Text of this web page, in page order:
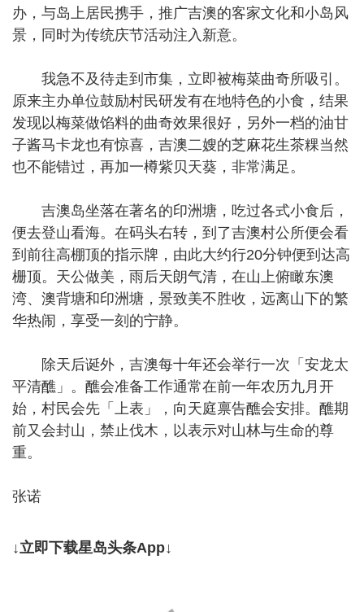
办，与岛上居民携手，推广吉澳的客家文化和小岛风
景，同时为传统庆节活动注入新意。
我急不及待走到市集，立即被梅菜曲奇所吸引。
原来主办单位鼓励村民研发有在地特色的小食，结果
发现以梅菜做馅料的曲奇效果很好，另外一档的油甘
子酱马卡龙也有惊喜，吉澳二嫂的芝麻花生茶粿当然
也不能错过，再加一樽紫贝天葵，非常满足。
吉澳岛坐落在著名的印洲塘，吃过各式小食后，
便去登山看海。在码头右转，到了吉澳村公所便会看
到前往高棚顶的指示牌，由此大约行20分钟便到达高
栅顶。天公做美，雨后天朗气清，在山上俯瞰东澳
湾、澳背塘和印洲塘，景致美不胜收，远离山下的繁
华热闹，享受一刻的宁静。
除天后诞外，吉澳每十年还会举行一次「安龙太
平清醮」。醮会准备工作通常在前一年农历九月开
始，村民会先「上表」，向天庭禀告醮会安排。醮期
前又会封山，禁止伐木，以表示对山林与生命的尊
重。
张诺
↓立即下载星岛头条App↓